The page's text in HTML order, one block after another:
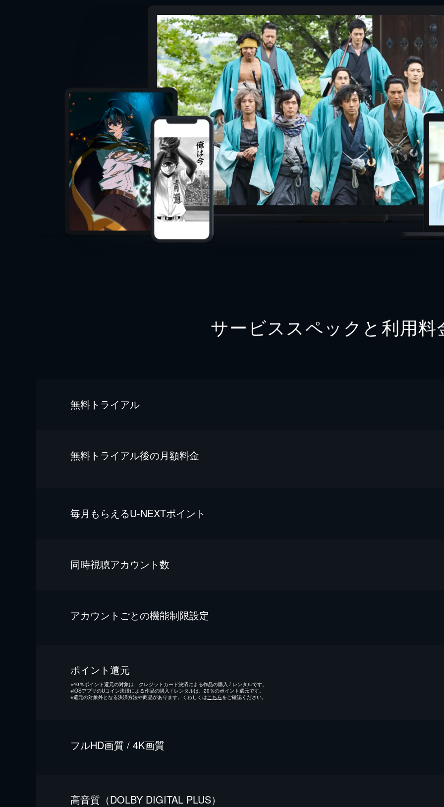
サービススペックと利用料
無料トライアル
無料トライアル後の⽉額料金
毎⽉もらえるU-NEXTポイント
同時視聴アカウント数
アカウントごとの機能制限設定
ポイント還元
※40％ポイント還元の対象は、クレジットカード決済による作品の購入 / レンタルです。
※iOSアプリのUコイン決済による作品の購入 / レンタルは、20％のポイント還元です。
※還元の対象外となる決済方法や商品があります。くわしくは こちらをご確認ください。
フルHD画質 / 4K画質
⾼⾳質（DOLBY DIGITAL PLUS）